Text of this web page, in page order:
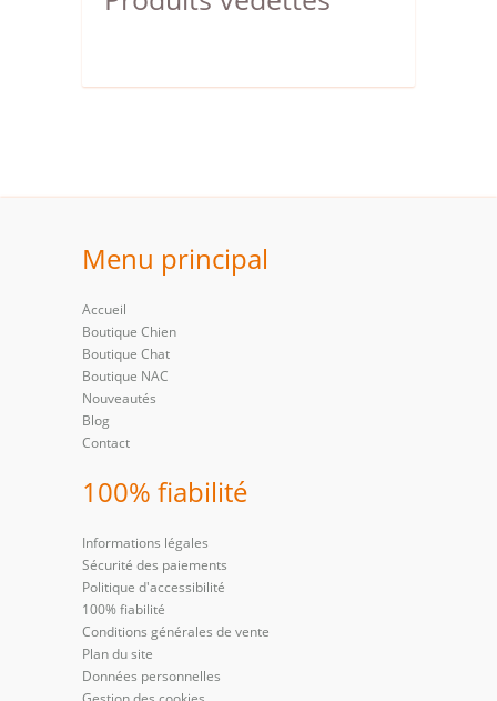
Menu principal
Accueil
Boutique Chien
Boutique Chat
Boutique NAC
Nouveautés
Blog
Contact
100% fiabilité
Informations légales
Sécurité des paiements
Politique d'accessibilité
100% fiabilité
Conditions générales de vente
Plan du site
Données personnelles